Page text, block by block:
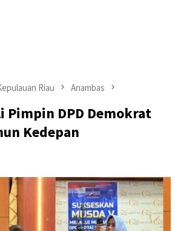
Riau Anambas
Pimpin DPD Demokrat
Kedepan